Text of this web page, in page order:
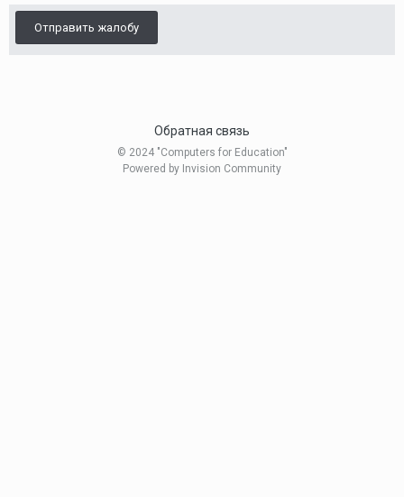
Отправить жалобу
Обратная связь
© 2024 "Computers for Education"
Powered by Invision Community